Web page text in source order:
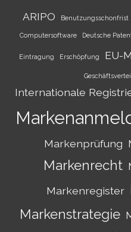
ARIPO Benutzungsschonfrist
Computersoftware Deutsche
Eintragung Erschöpfung EU-
Internationale
Markenprüfung
Markenrecht
Markenregister
Markenstrategie